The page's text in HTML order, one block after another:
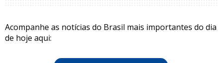
Acompanhe as notícias do Brasil mais importantes do dia
de hoje aqui: